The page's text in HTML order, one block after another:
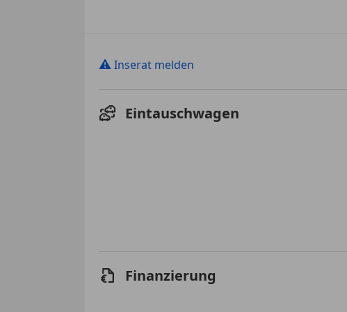
⚠ Inserat melden
Eintauschwagen
Finanzierung